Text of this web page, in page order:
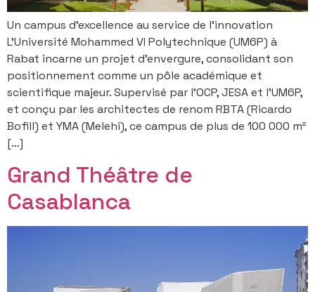
Un campus d’excellence au service de l’innovation
L’Université Mohammed VI Polytechnique (UM6P) à
Rabat incarne un projet d’envergure, consolidant son
positionnement comme un pôle académique et
scientifique majeur. Supervisé par l’OCP, JESA et l’UM6P,
et conçu par les architectes de renom RBTA (Ricardo
Bofill) et YMA (Melehi), ce campus de plus de 100 000 m²
[…]
Grand Théâtre de
Casablanca